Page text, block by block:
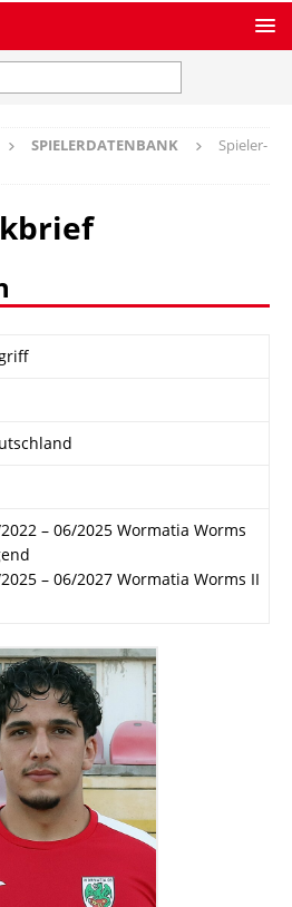
SPIELERDATENBANK
Spieler-
– 06/2025 Wormatia Worms
– 06/2027 Wormatia Worms II